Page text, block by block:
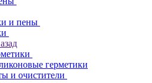
и пены
герметики
и очистители